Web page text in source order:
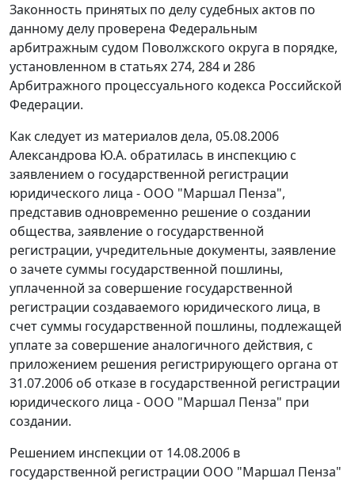
Законность принятых по делу судебных актов по
данному делу проверена Федеральным
арбитражным судом Поволжского округа в порядке,
установленном в статьях 274, 284 и 286
Арбитражного процессуального кодекса Российской
Федерации.
Как следует из материалов дела, 05.08.2006
Александрова Ю.А. обратилась в инспекцию с
заявлением о государственной регистрации
юридического лица - ООО "Маршал Пенза",
представив одновременно решение о создании
общества, заявление о государственной
регистрации, учредительные документы, заявление
о зачете суммы государственной пошлины,
уплаченной за совершение государственной
регистрации создаваемого юридического лица, в
счет суммы государственной пошлины, подлежащей
уплате за совершение аналогичного действия, с
приложением решения регистрирующего органа от
31.07.2006 об отказе в государственной регистрации
юридического лица - ООО "Маршал Пенза" при
создании.
Решением инспекции от 14.08.2006 в
государственной регистрации ООО "Маршал Пенза"